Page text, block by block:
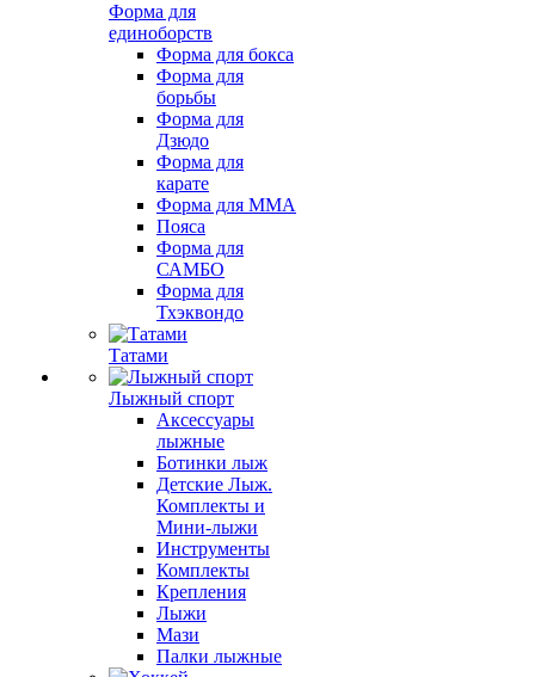
Форма для
единоборств
Форма для бокса
Форма для
борьбы
Форма для
Дзюдо
Форма для
карате
Форма для MMA
Пояса
Форма для
САМБО
Форма для
Тхэквондо
Татами
Лыжный спорт
Аксессуары
лыжные
Ботинки лыж
Детские Лыж.
Комплекты и
Мини-лыжи
Инструменты
Комплекты
Крепления
Лыжи
Мази
Палки лыжные